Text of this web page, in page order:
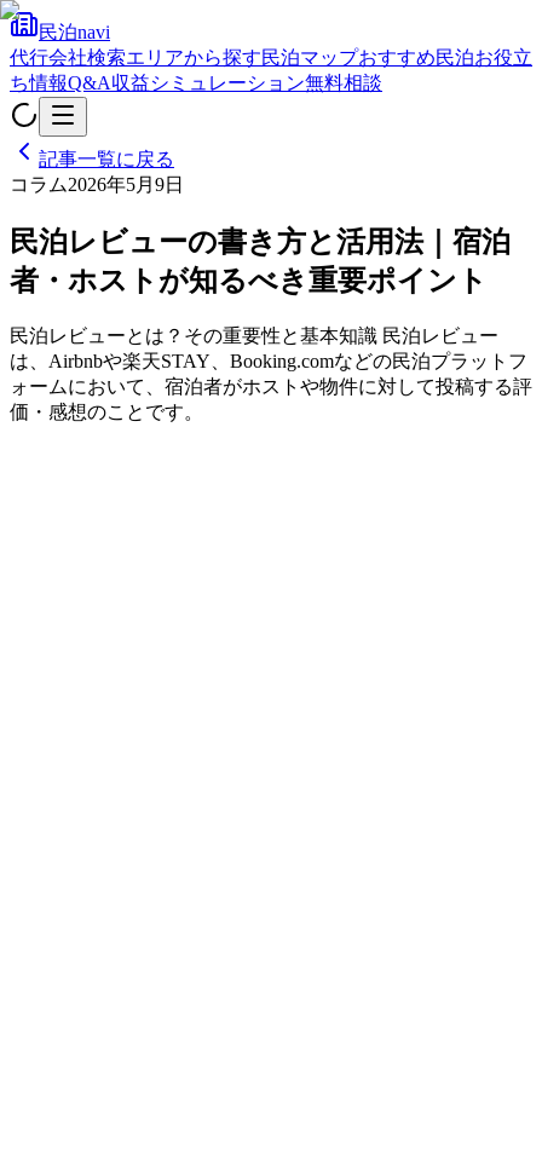
民泊navi
代行会社検索エリアから探す民泊マップおすすめ民泊お役立
ち情報Q&A収益シミュレーション無料相談
記事一覧に戻る
コラム2026年5月9日
民泊レビューの書き方と活用法｜宿泊
者・ホストが知るべき重要ポイント
民泊レビューとは？その重要性と基本知識 民泊レビュー
は、Airbnbや楽天STAY、Booking.comなどの民泊プラットフ
ォームにおいて、宿泊者がホストや物件に対して投稿する評
価・感想のことです。